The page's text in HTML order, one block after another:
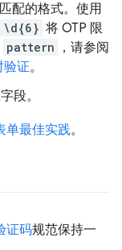
配的格式。使用
\d{6} 将 OTP 限
pattern
，请参阅
验证。
段。
单最佳实践。
证码规范保持一